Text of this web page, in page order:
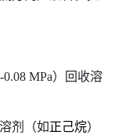
MPa）回收溶
剂（如正己烷）